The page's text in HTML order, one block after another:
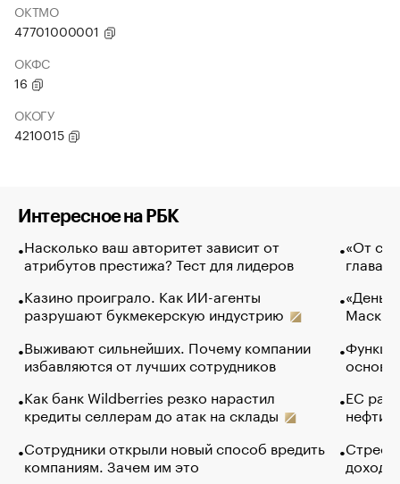
ОКТМО
47701000001
ОКФС
16
ОКОГУ
4210015
Интересное на РБК
Насколько ваш авторитет зависит от
атрибутов престижа? Тест для лидеров
Казино проиграло. Как ИИ-агенты
разрушают букмекерскую индустрию
Выживают сильнейших. Почему компании
избавляются от лучших сотрудников
Как банк Wildberries резко нарастил
кредиты селлерам до атак на склады
Сотрудники открыли новый способ вредить
компаниям. Зачем им это
«От
глава
Маск в
основ
ЕС
нефти